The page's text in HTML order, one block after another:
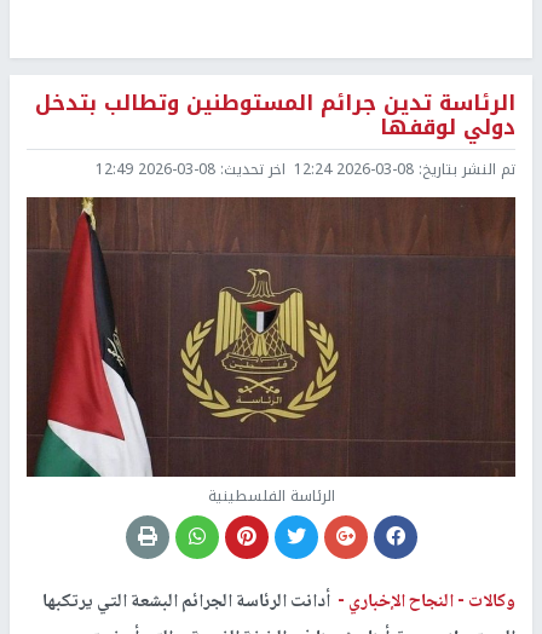
الرئاسة تدين جرائم المستوطنين وتطالب بتدخل
دولي لوقفها
تم النشر بتاريخ: 2026-03-08 12:24 اخر تحديث: 2026-03-08 12:49
الرئاسة الفلسطينية
وكالات -النجاح الإخباري - أدانت الرئاسة الجرائم البشعة التي يرتكبها